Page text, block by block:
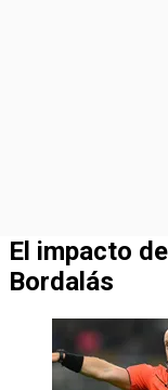
El impacto
Bordalás